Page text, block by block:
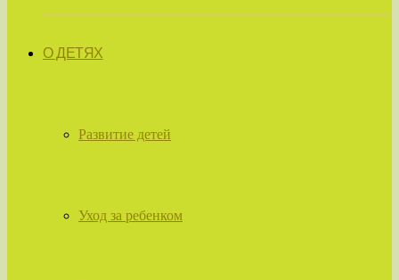
О ДЕТЯХ
Развитие детей
Уход за ребенком